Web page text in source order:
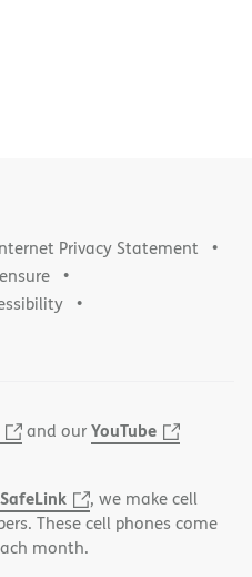
Privacy Statement
and ourYouTube
SafeLink
, we make cell
These cell phones come
month.